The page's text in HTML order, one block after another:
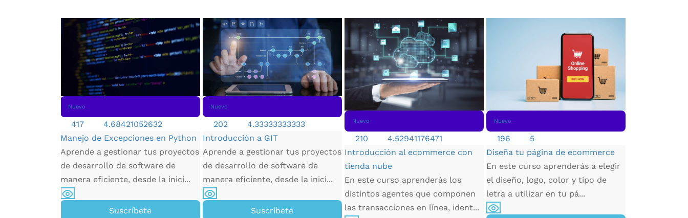
Nuevo
417
4.68421052632
Manejo de Excepciones en Python
Aprende a gestionar tus proyectos
de desarrollo de software de
manera eficiente, desde la inici...
Suscríbete
Nuevo
202
4.33333333333
Introducción a GIT
Aprende a gestionar tus proyectos
de desarrollo de software de
manera eficiente, desde la inici...
Suscríbete
Nuevo
210
4.52941176471
Introducción al ecommerce con
tienda nube
En este curso aprenderás los
distintos agentes que componen
las transacciones en línea, ident...
Nuevo
196
5
Diseña tu página de ecommerce
En este curso aprenderás a elegir
el diseño, logo, color y tipo de
letra a utilizar en tu pá...